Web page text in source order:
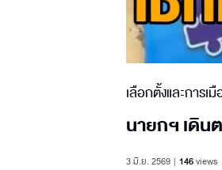
เลือกตั้งและการเมื
นายกฯ เดิน
3 มิ.ย. 2569 146views